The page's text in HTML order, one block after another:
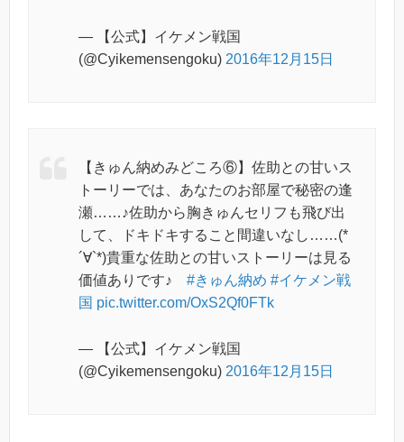
— 【公式】イケメン戦国
(@Cyikemensengoku) 2016年12月15日
【きゅん納めみどころ⑥】佐助との甘いス
トーリーでは、あなたのお部屋で秘密の逢
瀬……♪佐助から胸きゅんセリフも飛び出
して、ドキドキすること間違いなし……(*
´∀`*)貴重な佐助との甘いストーリーは見る
価値ありです♪ #きゅん納め #イケメン戦
国 pic.twitter.com/OxS2Qf0FTk
— 【公式】イケメン戦国
(@Cyikemensengoku) 2016年12月15日